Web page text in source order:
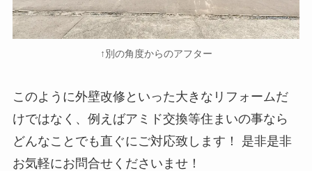
↑別の角度からのアフター
このように外壁改修といった大きなリフォームだ
けではなく、例えばアミド交換等住まいの事なら
どんなことでも直ぐにご対応致します！ 是非是非
お気軽にお問合せくださいませ！